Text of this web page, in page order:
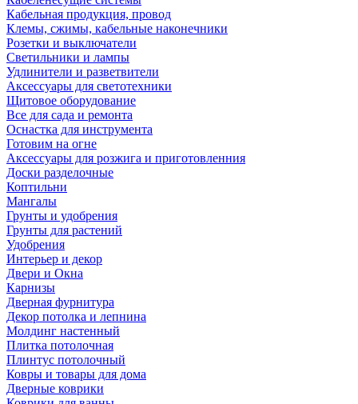
Кабельная продукция, провод
Клемы, сжимы, кабельные наконечники
Розетки и выключатели
Светильники и лампы
Удлинители и разветвители
Аксессуары для светотехники
Щитовое оборудование
Все для сада и ремонта
Оснастка для инструмента
Готовим на огне
Аксессуары для розжига и приготовленния
Доски разделочные
Коптильни
Мангалы
Грунты и удобрения
Грунты для растений
Удобрения
Интерьер и декор
Двери и Окна
Карнизы
Дверная фурнитура
Декор потолка и лепнина
Молдинг настенный
Плитка потолочная
Плинтус потолочный
Ковры и товары для дома
Дверные коврики